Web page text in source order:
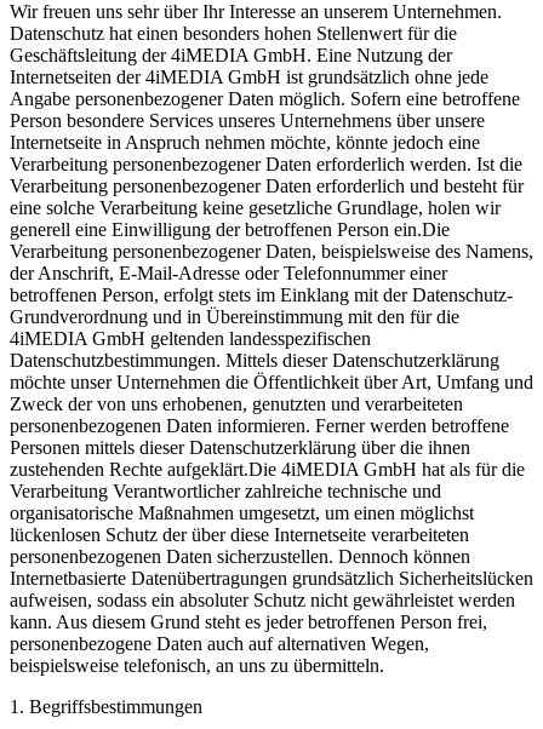
Wir freuen uns sehr über Ihr Interesse an unserem Unternehmen.
Datenschutz hat einen besonders hohen Stellenwert für die
Geschäftsleitung der 4iMEDIA GmbH. Eine Nutzung der
Internetseiten der 4iMEDIA GmbH ist grundsätzlich ohne jede
Angabe personenbezogener Daten möglich. Sofern eine betroffene
Person besondere Services unseres Unternehmens über unsere
Internetseite in Anspruch nehmen möchte, könnte jedoch eine
Verarbeitung personenbezogener Daten erforderlich werden. Ist die
Verarbeitung personenbezogener Daten erforderlich und besteht für
eine solche Verarbeitung keine gesetzliche Grundlage, holen wir
generell eine Einwilligung der betroffenen Person ein.Die
Verarbeitung personenbezogener Daten, beispielsweise des Namens,
der Anschrift, E-Mail-Adresse oder Telefonnummer einer
betroffenen Person, erfolgt stets im Einklang mit der Datenschutz-
Grundverordnung und in Übereinstimmung mit den für die
4iMEDIA GmbH geltenden landesspezifischen
Datenschutzbestimmungen. Mittels dieser Datenschutzerklärung
möchte unser Unternehmen die Öffentlichkeit über Art, Umfang und
Zweck der von uns erhobenen, genutzten und verarbeiteten
personenbezogenen Daten informieren. Ferner werden betroffene
Personen mittels dieser Datenschutzerklärung über die ihnen
zustehenden Rechte aufgeklärt.Die 4iMEDIA GmbH hat als für die
Verarbeitung Verantwortlicher zahlreiche technische und
organisatorische Maßnahmen umgesetzt, um einen möglichst
lückenlosen Schutz der über diese Internetseite verarbeiteten
personenbezogenen Daten sicherzustellen. Dennoch können
Internetbasierte Datenübertragungen grundsätzlich Sicherheitslücken
aufweisen, sodass ein absoluter Schutz nicht gewährleistet werden
kann. Aus diesem Grund steht es jeder betroffenen Person frei,
personenbezogene Daten auch auf alternativen Wegen,
beispielsweise telefonisch, an uns zu übermitteln.
1. Begriffsbestimmungen